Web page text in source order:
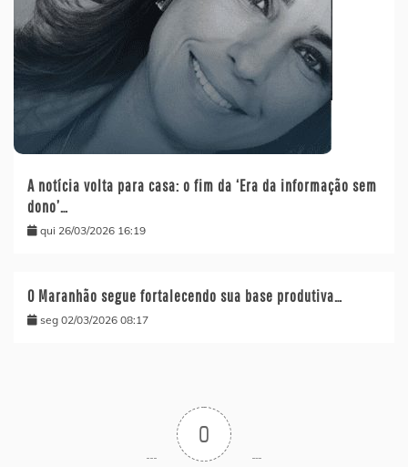
A notícia volta para casa: o fim da ‘Era da informação sem
dono’…
qui 26/03/2026 16:19
O Maranhão segue fortalecendo sua base produtiva…
seg 02/03/2026 08:17
0